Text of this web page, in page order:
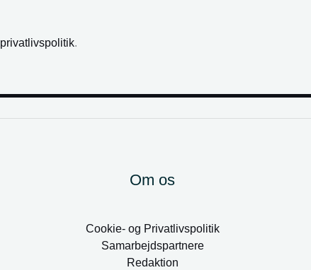
privatlivspolitik.
Om os
Cookie- og Privatlivspolitik
Samarbejdspartnere
Redaktion